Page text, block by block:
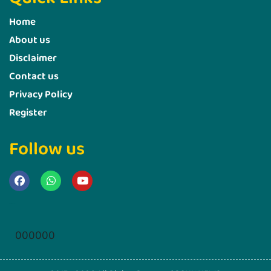
Home
About us
Disclaimer
Contact us
Privacy Policy
Register
Follow us
000000